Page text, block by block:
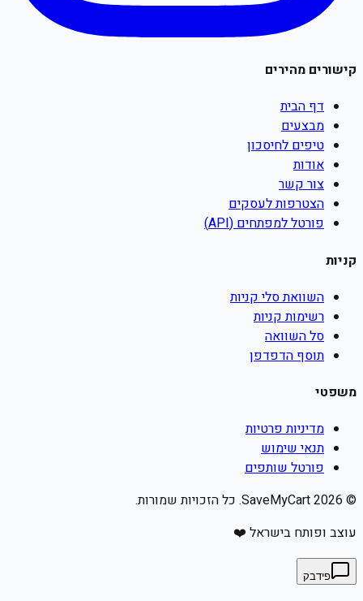
קישורים מהירים
דף הבית
מבצעים
טיפים לחיסכון
אודות
צור קשר
הצטרפות לעסקים
פורטל למפתחים (API)
קניות
השוואת סלי קניות
רשימות קניות
סל השוואה
תוסף הדפדפן
משפטי
מדיניות פרטיות
תנאי שימוש
פורטל שותפים
©
2026
עוצב ופותח בישראל ❤️
פידבק